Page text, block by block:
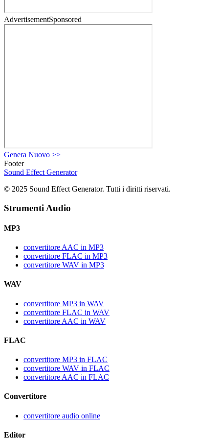
AdvertisementSponsored
Genera Nuovo >>
Footer
Sound Effect Generator
© 2025 Sound Effect Generator. Tutti i diritti riservati.
Strumenti Audio
MP3
convertitore AAC in MP3
convertitore FLAC in MP3
convertitore WAV in MP3
WAV
convertitore MP3 in WAV
convertitore FLAC in WAV
convertitore AAC in WAV
FLAC
convertitore MP3 in FLAC
convertitore WAV in FLAC
convertitore AAC in FLAC
Convertitore
convertitore audio online
Editor